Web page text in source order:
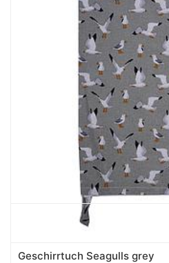
Geschirrtuch Seagulls grey